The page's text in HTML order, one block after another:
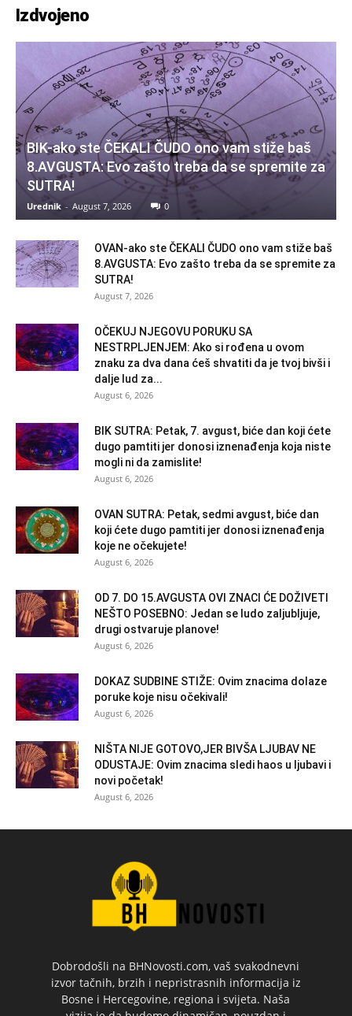
Izdvojeno
BIK-ako ste ČEKALI ČUDO ono vam stiže baš
8.AVGUSTA: Evo zašto treba da se spremite za
SUTRA!
Urednik - August 7, 2026 0
OVAN-ako ste ČEKALI ČUDO ono vam stiže baš
8.AVGUSTA: Evo zašto treba da se spremite za
SUTRA!
August 7, 2026
OČEKUJ NJEGOVU PORUKU SA
NESTRPLJENJEM: Ako si rođena u ovom
znaku za dva dana ćeš shvatiti da je tvoj bivši i
dalje lud za...
August 6, 2026
BIK SUTRA: Petak, 7. avgust, biće dan koji ćete
dugo pamtiti jer donosi iznenađenja koja niste
mogli ni da zamislite!
August 6, 2026
OVAN SUTRA: Petak, sedmi avgust, biće dan
koji ćete dugo pamtiti jer donosi iznenađenja
koje ne očekujete!
August 6, 2026
OD 7. DO 15.AVGUSTA OVI ZNACI ĆE DOŽIVETI
NEŠTO POSEBNO: Jedan se ludo zaljubljuje,
drugi ostvaruje planove!
August 6, 2026
DOKAZ SUDBINE STIŽE: Ovim znacima dolaze
poruke koje nisu očekivali!
August 6, 2026
NIŠTA NIJE GOTOVO,JER BIVŠA LJUBAV NE
ODUSTAJE: Ovim znacima sledi haos u ljubavi i
novi početak!
August 6, 2026
Dobrodošli na BHNovosti.com, vaš svakodnevni
izvor tačnih, brzih i nepristrasnih informacija iz
Bosne i Hercegovine, regiona i svijeta. Naša